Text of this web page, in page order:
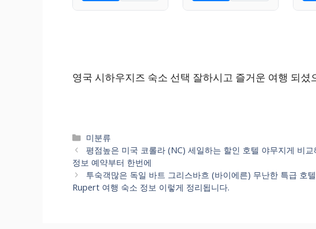
영국 시하우지즈 숙소 선택 잘하시고 즐거운 여행 되셨
카
테
고
리
미분류
평점높은 미국 코롤라 (NC) 세일하는 할인 호텔 야무지게 비
정보 예약부터 한번에
투숙객많은 독일 바트 그리스바흐 (바이에른) 무난한 특급
Rupert 여행 숙소 정보 이렇게 정리됩니다.